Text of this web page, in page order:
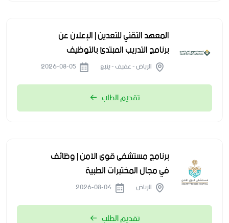
المعهد التقني للتعدين | الإعلان عن
برنامج التدريب المبتدئ بالتوظيف
الرياض - عفيف - ينبع
تقديم الطلب
برنامج مستشفى قوى الأمن | وظائف
في مجال المختبرات الطبية
الرياض
تقديم الطلب